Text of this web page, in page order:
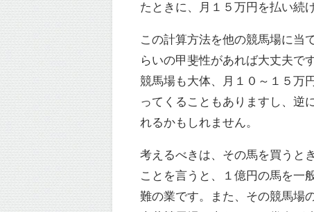
たときに、月１５万円を払い続
この計算方法を他の競馬場に当
らいの甲斐性があれば大丈夫で
競馬場も大体、月１０～１５万
ってくることもありますし、逆
れるかもしれません。
考えるべきは、その馬を買うと
ことを言うと、１億円の馬を一
難の業です。また、その競馬場